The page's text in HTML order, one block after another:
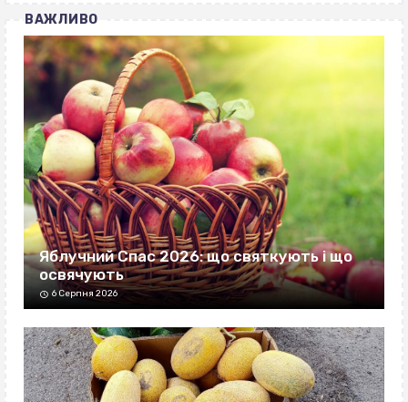
ВАЖЛИВО
Яблучний Спас 2026: що святкують і що
освячують
6 Серпня 2026